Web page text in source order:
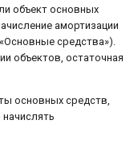
объект основных
амортизации
средства»).
объектов, остаточная
основных средств,